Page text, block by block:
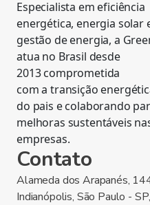
Especialista em eficiência
energética, energia solar
gestão de energia, a
atua no Brasil desde
2013 comprometida
com a transição
do pais e colaborando
melhoras sustentáveis
empresas.
Contato
Alameda dos Arapanés,
Indianópolis, São Paulo - SP,